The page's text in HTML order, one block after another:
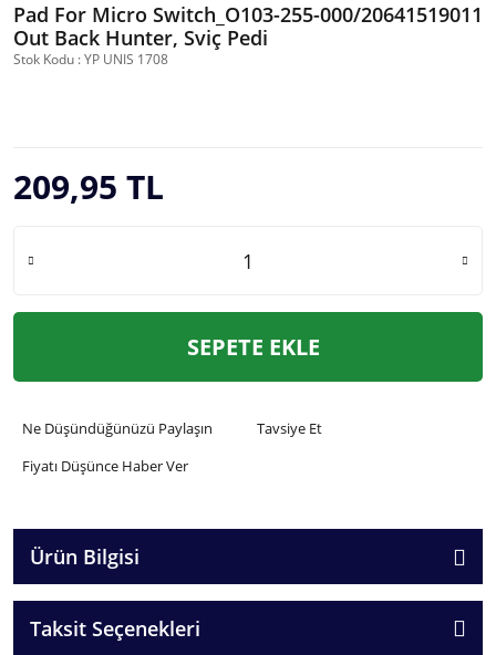
Pad For Micro Switch_O103-255-000/20641519011
Out Back Hunter, Sviç Pedi
Stok Kodu : YP UNIS 1708
209,95 TL
SEPETE EKLE
Ne Düşündüğünüzü Paylaşın
Tavsiye Et
Fiyatı Düşünce Haber Ver
Ürün Bilgisi
Taksit Seçenekleri